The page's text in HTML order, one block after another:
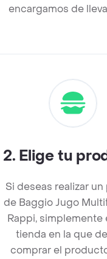
encargamos de
2. Elige tu
Si deseas realizar
de Baggio Jugo
Rappi, simplemente
tienda en la que
comprar el